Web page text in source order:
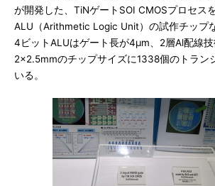
が開発した、TiNゲートSOI CMOSプロセス
ALU（Arithmetic Logic Unit）の試作チップ
4ビットALUはゲート長が4μm、2層Al配線技
2×2.5mmのチップサイズに1338個のトラン
いる。